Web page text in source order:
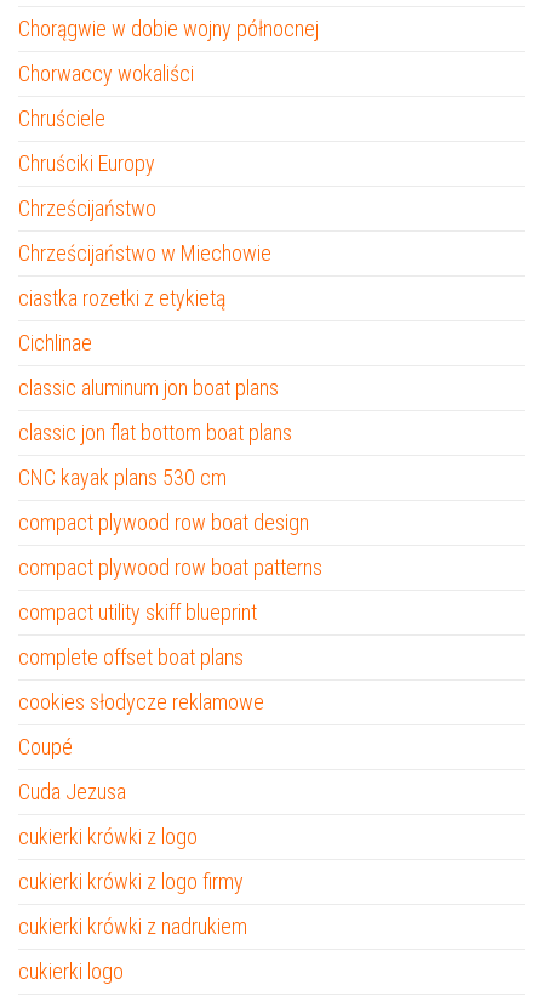
Chorągwie w dobie wojny północnej
Chorwaccy wokaliści
Chruściele
Chruściki Europy
Chrześcijaństwo
Chrześcijaństwo w Miechowie
ciastka rozetki z etykietą
Cichlinae
classic aluminum jon boat plans
classic jon flat bottom boat plans
CNC kayak plans 530 cm
compact plywood row boat design
compact plywood row boat patterns
compact utility skiff blueprint
complete offset boat plans
cookies słodycze reklamowe
Coupé
Cuda Jezusa
cukierki krówki z logo
cukierki krówki z logo firmy
cukierki krówki z nadrukiem
cukierki logo